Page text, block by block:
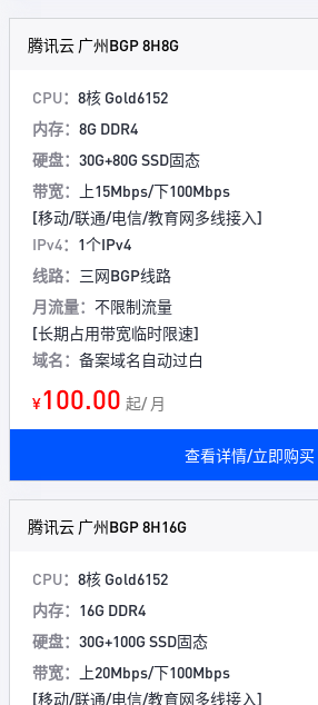
腾讯云 广州BGP 8H8G
CPU： 8核 Gold6152
内存： 8G DDR4
硬盘： 30G+80G SSD固态
带宽：
上15Mbps/下100Mbps
[移动/联通/电信/教育网多线接入]
IPv4： 1个IPv4
线路： 三网BGP线路
月流量： 不限制流量
[长期占用带宽临时限速]
域名： 备案域名自动过白
¥100.00 起/ 月
查看详情/立即购买
腾讯云 广州BGP 8H16G
CPU： 8核 Gold6152
内存： 16G DDR4
硬盘： 30G+100G SSD固态
带宽：
上20Mbps/下100Mbps
[移动/联通/电信/教育网多线接入]